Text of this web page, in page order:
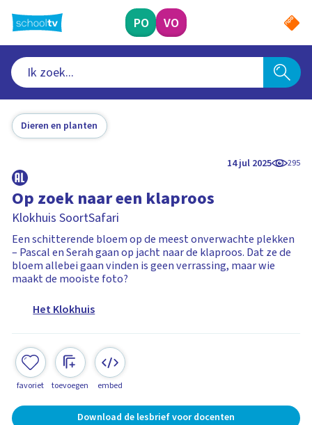
naar
hoofdinhoud
PO VO
Dieren en planten
14 jul 2025 295
Op zoek naar een klaproos
Klokhuis SoortSafari
Een schitterende bloem op de meest onverwachte plekken
– Pascal en Serah gaan op jacht naar de klaproos. Dat ze de
bloem allebei gaan vinden is geen verrassing, maar wie
maakt de mooiste foto?
Het Klokhuis
favoriet toevoegen embed
Download de lesbrief voor docenten